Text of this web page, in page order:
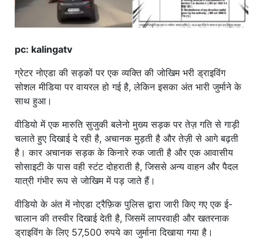
pc: kalingatv
ग्रेटर नोएडा की सड़कों पर एक व्यक्ति की जोखिम भरी ड्राइविंग
सोशल मीडिया पर वायरल हो गई है, लेकिन इसका अंत भारी जुर्माने के
साथ हुआ।
वीडियो में एक मारुति सुजुकी बलेनो मुख्य सड़क पर तेज़ गति से गाड़ी
चलाते हुए दिखाई दे रही है, अचानक मुड़ती है और तेज़ी से आगे बढ़ती
है। कार अचानक सड़क के किनारे रुक जाती है और एक आवासीय
सोसाइटी के पास वही स्टंट दोहराती है, जिससे अन्य वाहन और पैदल
यात्री गंभीर रूप से जोखिम में पड़ जाते हैं।
वीडियो के अंत में नोएडा ट्रैफ़िक पुलिस द्वारा जारी किए गए एक ई-
चालान की तस्वीर दिखाई देती है, जिसमें लापरवाही और खतरनाक
ड्राइविंग के लिए 57,500 रुपये का जुर्माना दिखाया गया है।